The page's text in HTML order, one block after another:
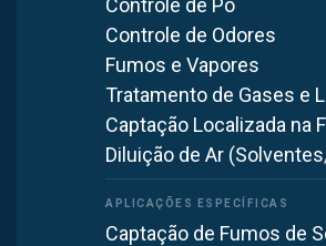
Controle de Pó
Controle de Odores
Fumos e Vapores
Tratamento de Gases e
Captação Localizada na
Diluição de Ar
Captação de Fumos de
homogeneização
A Brasfaiber atua exclusivamente no
Nossas soluções de coleta de pó são
fábricas e plantas industriais. Não
equipamentos para estabelecimentos